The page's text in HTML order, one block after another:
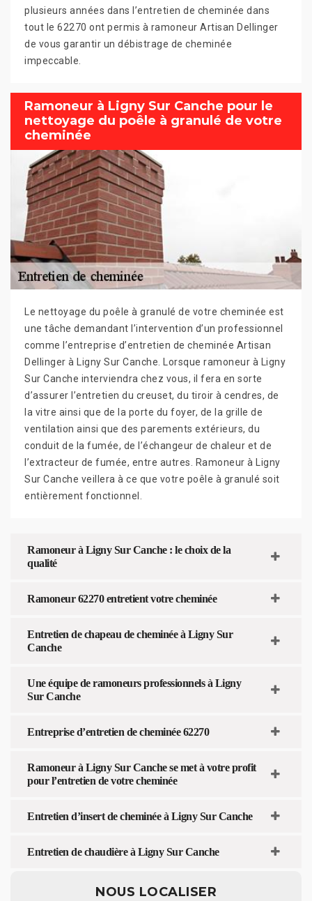
plusieurs années dans l’entretien de cheminée dans
tout le 62270 ont permis à ramoneur Artisan Dellinger
de vous garantir un débistrage de cheminée
impeccable.
Ramoneur à Ligny Sur Canche pour le
nettoyage du poêle à granulé de votre
cheminée
Le nettoyage du poêle à granulé de votre cheminée est
une tâche demandant l’intervention d’un professionnel
comme l’entreprise d’entretien de cheminée Artisan
Dellinger à Ligny Sur Canche. Lorsque ramoneur à Ligny
Sur Canche interviendra chez vous, il fera en sorte
d’assurer l’entretien du creuset, du tiroir à cendres, de
la vitre ainsi que de la porte du foyer, de la grille de
ventilation ainsi que des parements extérieurs, du
conduit de la fumée, de l’échangeur de chaleur et de
l’extracteur de fumée, entre autres. Ramoneur à Ligny
Sur Canche veillera à ce que votre poêle à granulé soit
entièrement fonctionnel.
Ramoneur à Ligny Sur Canche : le choix de la
qualité
Ramoneur 62270 entretient votre cheminée
Entretien de chapeau de cheminée à Ligny Sur
Canche
Une équipe de ramoneurs professionnels à Ligny
Sur Canche
Entreprise d’entretien de cheminée 62270
Ramoneur à Ligny Sur Canche se met à votre profit
pour l’entretien de votre cheminée
Entretien d’insert de cheminée à Ligny Sur Canche
Entretien de chaudière à Ligny Sur Canche
NOUS LOCALISER